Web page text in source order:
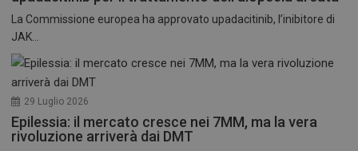
La Commissione europea ha approvato upadacitinib, l’inibitore di
JAK...
29 Luglio 2026
Epilessia: il mercato cresce nei 7MM, ma la vera
rivoluzione arriverà dai DMT